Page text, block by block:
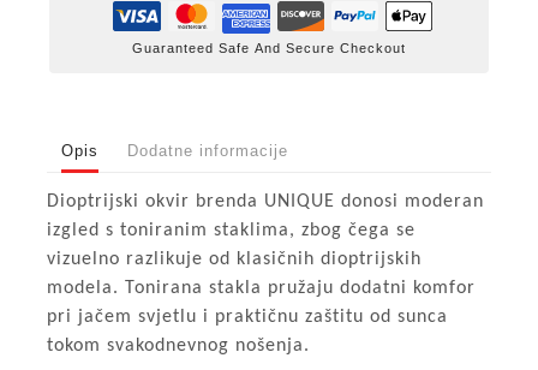
Guaranteed Safe And Secure Checkout
Opis Dodatne informacije
Dioptrijski okvir brenda UNIQUE donosi moderan
izgled s toniranim staklima, zbog čega se
vizuelno razlikuje od klasičnih dioptrijskih
modela. Tonirana stakla pružaju dodatni komfor
pri jačem svjetlu i praktičnu zaštitu od sunca
tokom svakodnevnog nošenja.